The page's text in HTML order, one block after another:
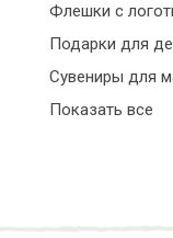
Флешки с
Подарки для
Сувениры для
Показать все